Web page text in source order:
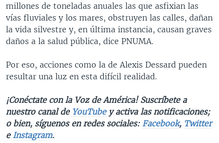
millones de toneladas anuales las que asfixian las
vías fluviales y los mares, obstruyen las calles, dañan
la vida silvestre y, en última instancia, causan graves
daños a la salud pública, dice PNUMA.
Por eso, acciones como la de Alexis Dessard pueden
resultar una luz en esta difícil realidad.
¡Conéctate con la Voz de América! Suscríbete a
nuestro canal deYouTubey activa las notificaciones;
o bien, síguenos en redes sociales: Facebook, Twitter
e Instagram.